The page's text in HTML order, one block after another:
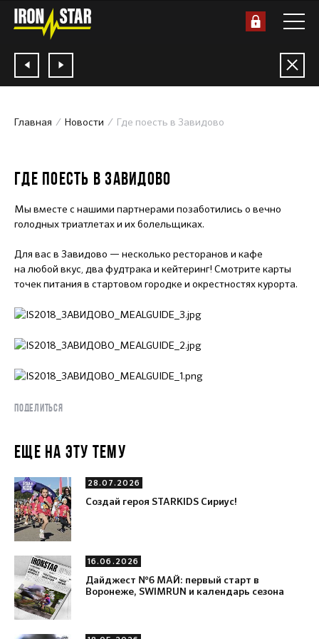
Главная Новости Где поесть в Завидово
ГДЕ ПОЕСТЬ В ЗАВИДОВО
Мы вместе с нашими партнерами позаботились о вечно
голодных триатлетах и их болельщиках.
Для вас в Завидово — несколько ресторанов и кафе
на любой вкус, два фудтрака и кейтеринг! Смотрите карты
точек питания в стартовом городке и окрестностях курорта.
ПОДЕЛИТЬСЯ
ЕЩЕ НА ЭТУ ТЕМУ
28.07.2026
Создай героя STARKIDS Сириус!
16.06.2026
Дайджест №6 МАЙ: первый старт в
Воронеже, SWIMRUN и календарь сезона